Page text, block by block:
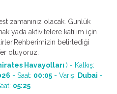
zamanınız olacak. Günlük
yada aktivitelere katılım için
belirlediği
oluyoruz.
Havayolları ) - Kalkış:
- Saat: 00:05 - Varış: Dubai -
05:25